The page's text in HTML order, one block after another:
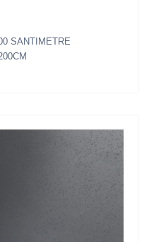
SANTIMETRE